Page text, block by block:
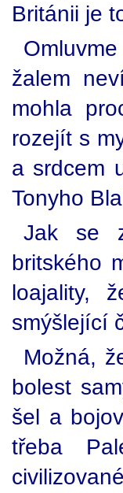
Británii je
žalem
mohla
rozejít s
a srdcem
Tonyho
Jak se
britského
loajality,
smýšlející
Možná,
bolest
šel a
třeba